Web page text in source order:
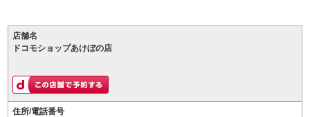
店舗名
ドコモショップあけぼの店
住所/電話番号